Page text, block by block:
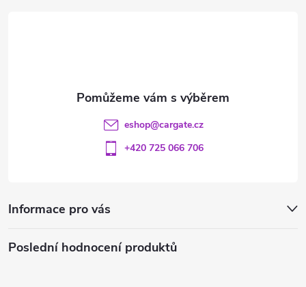
Informace pro vás
Poslední hodnocení produktů
eshop@cargate.cz
+420 725 066 706